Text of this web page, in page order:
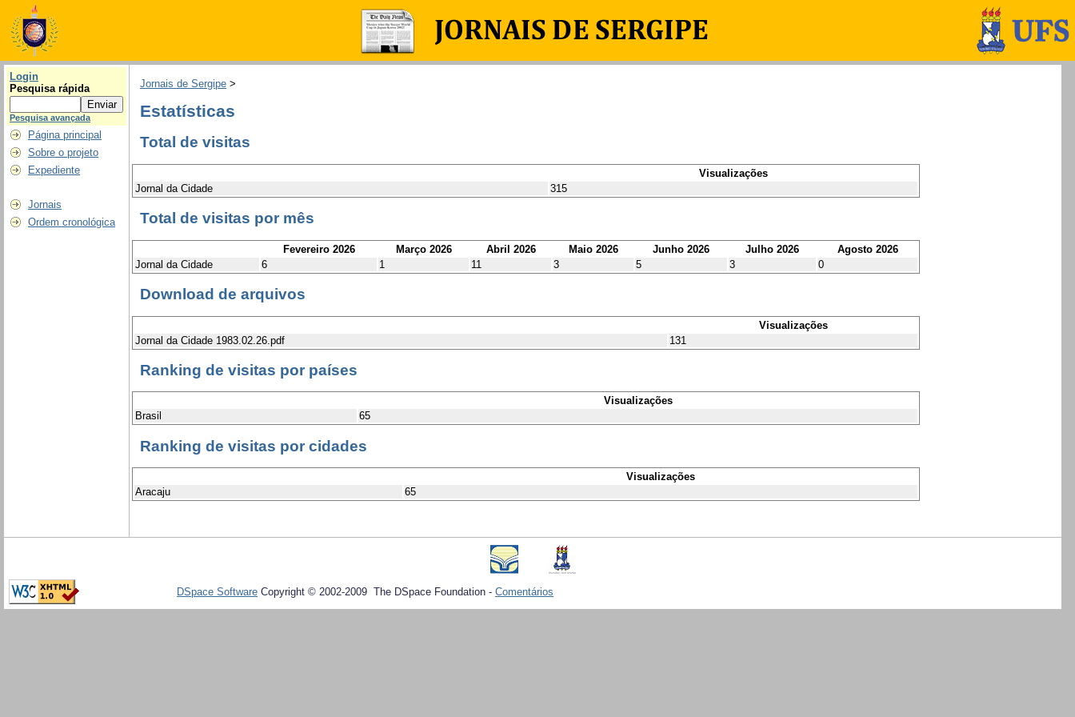
Login
Pesquisa rápida
Pesquisa avançada
Página principal
Sobre o projeto
Expediente
Jornais
Ordem cronológica
Jornais de Sergipe >
Estatísticas
Total de visitas
Visualizações
Jornal da Cidade
315
Total de visitas por mês
Fevereiro 2026 Março 2026 Abril 2026 Maio 2026 Junho 2026 Julho 2026
Agosto 2026
Jornal da Cidade
6 1 11 3 5 3 0
Download de arquivos
Visualizações
Jornal da Cidade 1983.02.26.pdf
131
Ranking de visitas por países
Visualizações
Brasil
65
Ranking de visitas por cidades
Visualizações
Aracaju
65
DSpace Software Copyright © 2002-2009 The DSpace Foundation - Comentários